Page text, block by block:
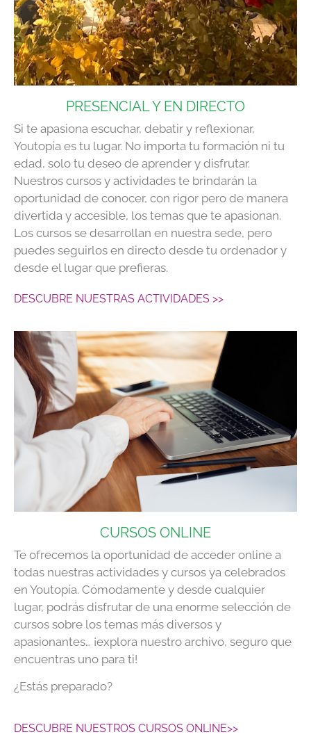
PRESENCIAL Y EN DIRECTO
Si te apasiona escuchar, debatir y reflexionar,
Youtopía es tu lugar. No importa tu formación ni tu
edad, solo tu deseo de aprender y disfrutar.
Nuestros cursos y actividades te brindarán la
oportunidad de conocer, con rigor pero de manera
divertida y accesible, los temas que te apasionan.
Los cursos se desarrollan en nuestra sede, pero
puedes seguirlos en directo desde tu ordenador y
desde el lugar que prefieras.
DESCUBRE NUESTRAS ACTIVIDADES >>
CURSOS ONLINE
Te ofrecemos la oportunidad de acceder online a
todas nuestras actividades y cursos ya celebrados
en Youtopía. Cómodamente y desde cualquier
lugar, podrás disfrutar de una enorme selección de
cursos sobre los temas más diversos y
apasionantes… ¡explora nuestro archivo, seguro que
encuentras uno para ti!
¿Estás preparado?
DESCUBRE NUESTROS CURSOS ONLINE>>